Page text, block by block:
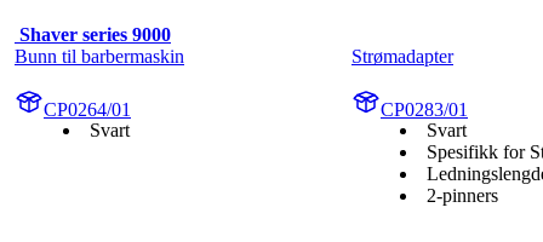
Shaver series 9000
Bunn til barbermaskin
CP0264/01
Svart
Strømadapter
CP0283/01
Svart
Spesifikk for
2-pinners